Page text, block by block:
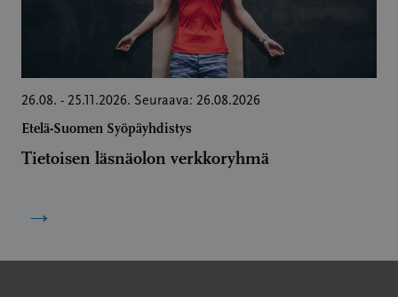
26.08. - 25.11.2026. Seuraava: 26.08.2026
Etelä-Suomen Syöpäyhdistys
Tietoisen läsnäolon verkkoryhmä
→